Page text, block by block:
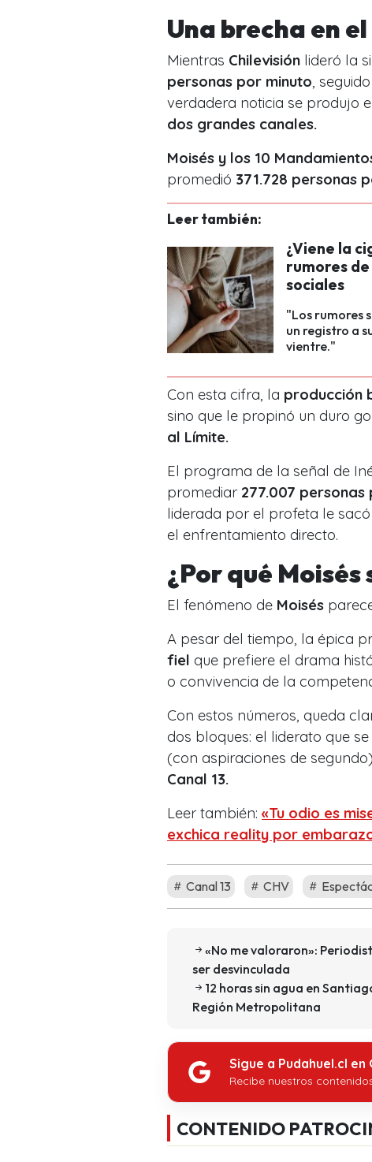
Una brecha en
Mientras Chilevisión lideró la
personas por minuto ,
verdadera noticia se produjo
dos grandes canales.
Moisés y los 10
promedió 371.728 personas
Leer también:
¿Viene la
rumores
sociales
"Los rumores
un registro a
vientre."
Con esta cifra, la producción
sino que le propinó un duro
al Límite.
El programa de la señal de
promediar 277.007 personas
liderada por el profeta le
el enfrentamiento directo.
¿Por qué
El fenómeno de Moisés
A pesar del tiempo, la épica
fiel que prefiere el drama
o convivencia de la
Con estos números, queda
dos bloques: el liderato que
(con aspiraciones de
Canal 13.
Leer también: «Tu odio es
exchica reality por
Canal 13 CHV
«No me valoraron»:
ser desvinculada
12 horas sin agua en
Región Metropolitana
Sigue a Pudahuel.cl
Recibe nuestros
CONTENIDO